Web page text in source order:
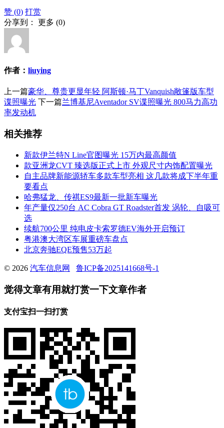
赞 (0) 打赏
分享到： 更多 (0)
作者： liuying
上一篇豪华、尊贵更显年轻 阿斯顿·马丁Vanquish敞篷版车型
谍照曝光 下一篇兰博基尼Aventador SV谍照曝光 800马力高功
率发动机
相关推荐
新款伊兰特N Line官图曝光 15万内最高颜值
款亚洲龙CVT 臻选版正式上市 外观尺寸内饰配置曝光
自主品牌新能源轿车多款车型亮相 这几款将成下半年重
要看点
哈弗猛龙、传祺ES9最新一批新车曝光
年产量仅250台 AC Cobra GT Roadster首发 涡轮、自吸可
选
续航700公里 纯电皮卡索罗德EV海外开启预订
粤港澳大湾区车展重磅车盘点
北京奔驰EQE预售53万起
© 2026 汽车信息网 鲁ICP备2025141668号-1
觉得文章有用就打赏一下文章作者
支付宝扫一扫打赏